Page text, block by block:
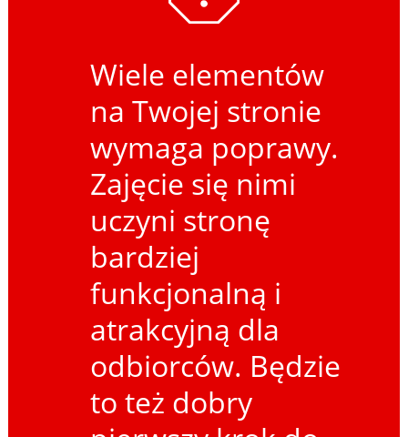
Wiele elementów
na Twojej stronie
wymaga poprawy.
Zajęcie się nimi
uczyni stronę
bardziej
funkcjonalną i
atrakcyjną dla
odbiorców. Będzie
to też dobry